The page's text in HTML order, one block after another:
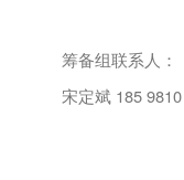
筹备组联系人：
宋定斌 185